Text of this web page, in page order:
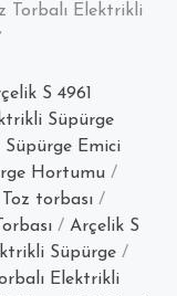
Torbalı Elektrikli
S 4961
Süpürge
Süpürge Emici
Hortumu /
torbası /
/ Arçelik S
Süpürge /
Elektrikli